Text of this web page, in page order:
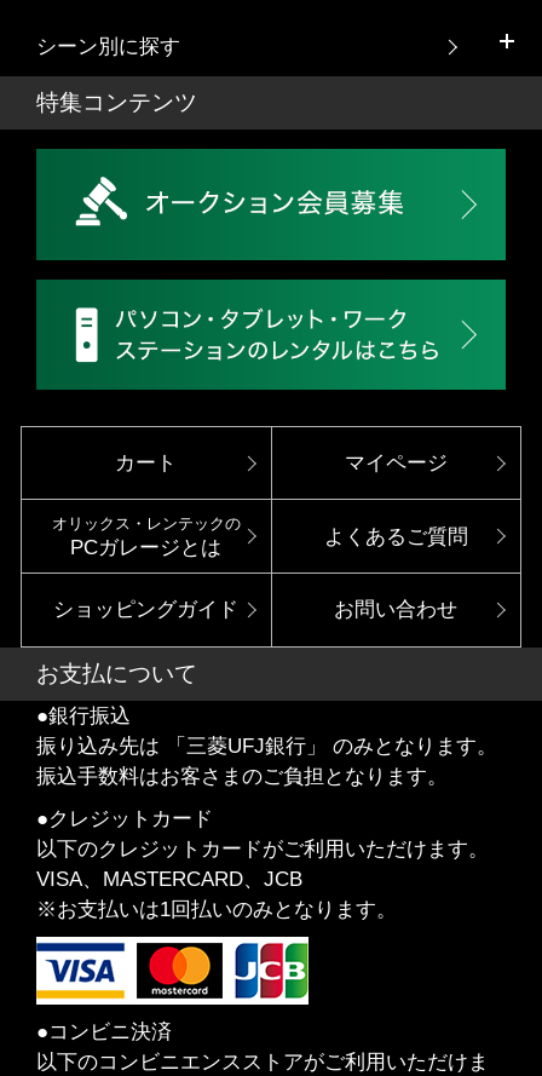
シーン別に探す
特集コンテンツ
カート マイページ
オリックス・レンテックの
PCガレージとは
よくあるご質問
ショッピングガイド お問い合わせ
お支払について
●銀行振込
振り込み先は 「三菱UFJ銀行」 のみとなります。
振込手数料はお客さまのご負担となります。
●クレジットカード
以下のクレジットカードがご利用いただけます。
VISA、MASTERCARD、JCB
※お支払いは1回払いのみとなります。
●コンビニ決済
以下のコンビニエンスストアがご利用いただけま